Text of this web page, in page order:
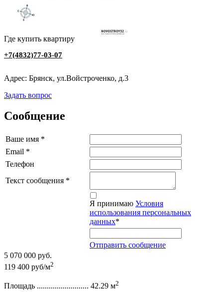
Где купить квартиру
+7(4832)77-03-07
Адрес: Брянск, ул.Войстроченко, д.3
Задать вопрос
Сообщение
Ваше имя *
Email *
Телефон
Текст сообщения *
Я принимаю Условия
использования персональных
данных*
Отправить сообщение
5 070 000 руб.
119 400 руб/м2
Площадь .......................... 42.29 м2